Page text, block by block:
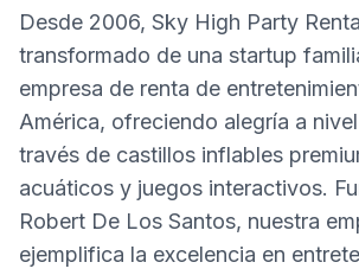
Desde 2006, Sky High Party
transformado de una startup
empresa de renta de
América, ofreciendo alegría a
través de castillos inflables
acuáticos y juegos interactivos.
Robert De Los Santos, nuestra
ejemplifica la excelencia en